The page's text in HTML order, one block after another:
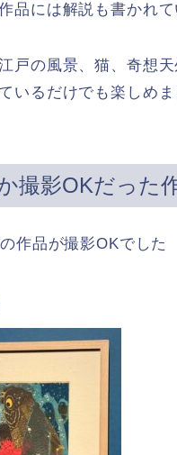
品には解説も書かれて
戸の風景、猫、奇想
いるだけでも楽しめま
撮影OKだった
作品が撮影OKでした